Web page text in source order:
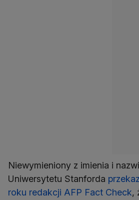
Niewymieniony z imienia i
Uniwersytetu Stanforda
roku redakcji AFP Fact Check,